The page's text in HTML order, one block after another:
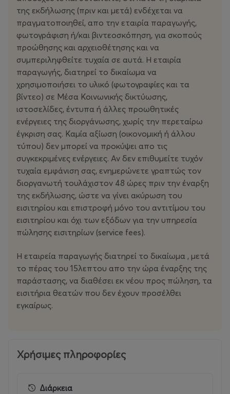
της εκδήλωσης (πριν και μετά) ενδέχεται να
πραγματοποιηθεί, απο την εταιρία παραγωγής,
φωτογράφιση ή/και βιντεοσκόπηση, για σκοπούς
προώθησης και αρχειοθέτησης και να
συμπεριληφθείτε τυχαία σε αυτά. Η εταιρία
παραγωγής, διατηρεί το δικαίωμα να
χρησιμοποιήσει το υλικό (φωτογραφίες και τα
βίντεο) σε Μέσα Κοινωνικής δικτύωσης,
ιστοσελίδες, έντυπα ή άλλες προωθητικές
ενέργειες της διοργάνωσης, χωρίς την περεταίρω
έγκριση σας. Καμία αξίωση (οικονομική ή άλλου
τύπου) δεν μπορεί να προκύψει απο τις
συγκεκριμένες ενέργειες. Αν δεν επιθυμείτε τυχόν
τυχαία εμφάνιση σας, ενημερώνετε γραπτώς τον
διοργανωτή τουλάχιστον 48 ώρες πριν την έναρξη
της εκδήλωσης, ώστε να γίνει ακύρωση του
εισιτηρίου και επιστροφή μόνο του αντιτίμου του
εισιτηρίου και όχι των εξόδων για την υπηρεσία
πώλησης εισιτηρίων (service fees).
Η εταιρεία παραγωγής διατηρεί το δικαίωμα , μετά
το πέρας του 15λεπτου απο την ώρα έναρξης της
παράστασης, να διαθέσει εκ νέου προς πώληση, τα
εισιτήρια θεατών που δεν έχουν προσέλθει
εγκαίρως.
Χρήσιμες πληροφορίες
Διάρκεια